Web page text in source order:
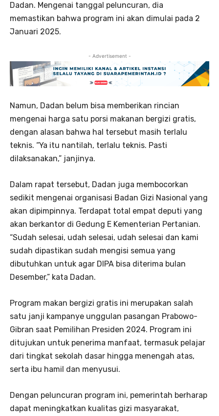
Dadan. Mengenai tanggal peluncuran, dia
memastikan bahwa program ini akan dimulai pada 2
Januari 2025.
- Advertisement -
Namun, Dadan belum bisa memberikan rincian
mengenai harga satu porsi makanan bergizi gratis,
dengan alasan bahwa hal tersebut masih terlalu
teknis. “Ya itu nantilah, terlalu teknis. Pasti
dilaksanakan,” janjinya.
Dalam rapat tersebut, Dadan juga membocorkan
sedikit mengenai organisasi Badan Gizi Nasional yang
akan dipimpinnya. Terdapat total empat deputi yang
akan berkantor di Gedung E Kementerian Pertanian.
“Sudah selesai, udah selesai, udah selesai dan kami
sudah dipastikan sudah mengisi semua yang
dibutuhkan untuk agar DIPA bisa diterima bulan
Desember,” kata Dadan.
Program makan bergizi gratis ini merupakan salah
satu janji kampanye unggulan pasangan Prabowo-
Gibran saat Pemilihan Presiden 2024. Program ini
ditujukan untuk penerima manfaat, termasuk pelajar
dari tingkat sekolah dasar hingga menengah atas,
serta ibu hamil dan menyusui.
Dengan peluncuran program ini, pemerintah berharap
dapat meningkatkan kualitas gizi masyarakat,